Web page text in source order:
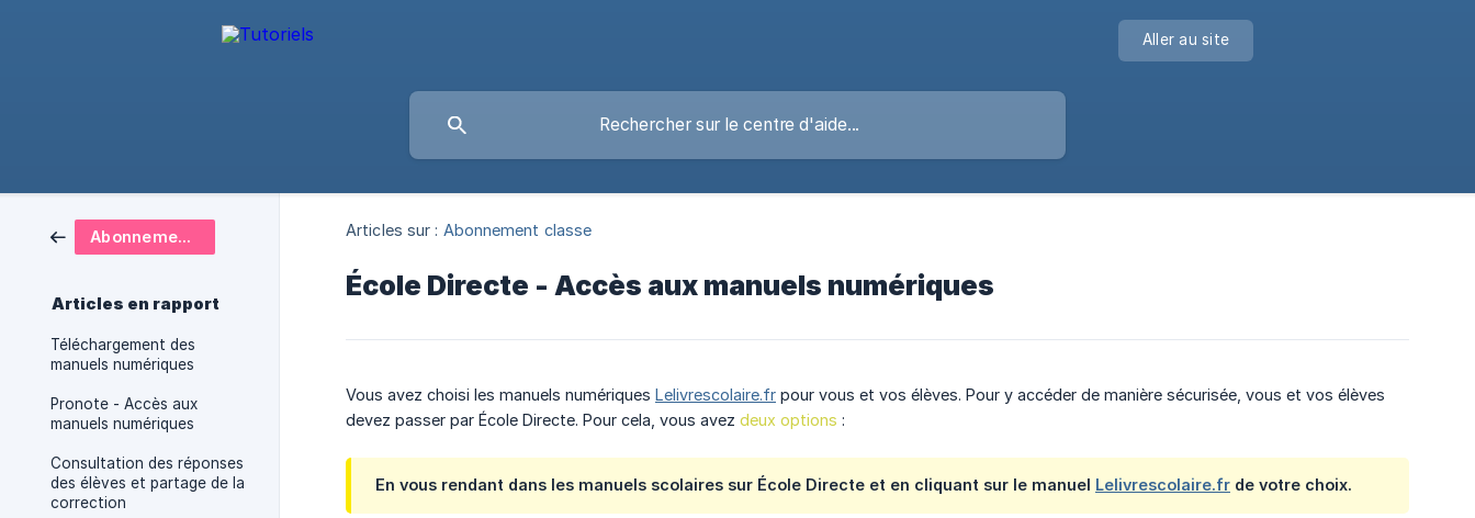
Aller au site
Abonnement classe
Articles en rapport
Téléchargement des
manuels numériques
Pronote - Accès aux
manuels numériques
Consultation des réponses
des élèves et partage de la
correction
Articles sur : Abonnement classe
École Directe - Accès aux manuels numériques
Vous avez choisi les manuels numériques Lelivrescolaire.fr pour vous et vos élèves. Pour y accéder de manière sécurisée, vous et vos élèves
devez passer par École Directe. Pour cela, vous avez deux options :
En vous rendant dans les manuels scolaires sur École Directe et en cliquant sur le manuel Lelivrescolaire.fr de votre choix.